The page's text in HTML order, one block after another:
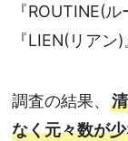
『ROUTINE(
『LIEN(リアン
調査の結果、
なく元々数が